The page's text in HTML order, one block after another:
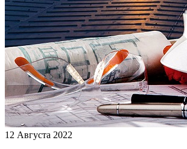
12 Августа 2022